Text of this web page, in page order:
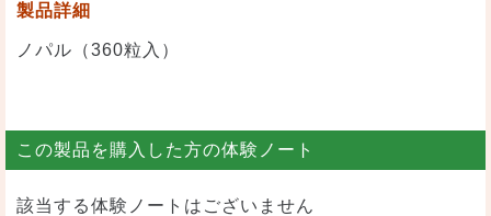
製品詳細
ノパル（360粒入）
この製品を購入した方の体験ノート
該当する体験ノートはございません